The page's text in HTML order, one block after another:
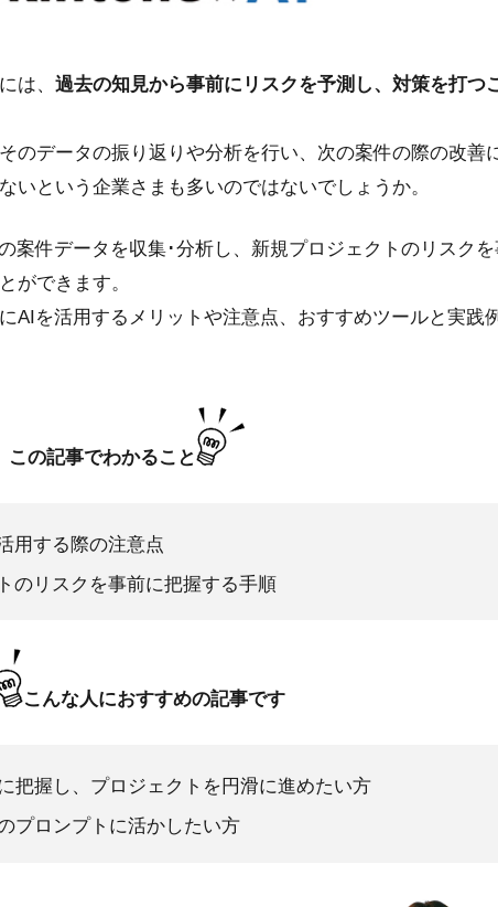
は、 過去の知見から事前にリスクを予測し、対策を打つ
のデータの振り返りや分析を行い、次の案件の際の改善
いという企業さまも多いのではないでしょうか。
案件データを収集･分析し、新規プロジェクトのリスク
ができます。
AIを活用するメリットや注意点、おすすめツールと実践
この記事でわかること
用する際の注意点
のリスクを事前に把握する手順
こんな人におすすめの記事です
把握し、プロジェクトを円滑に進めたい方
プロンプトに活かしたい方